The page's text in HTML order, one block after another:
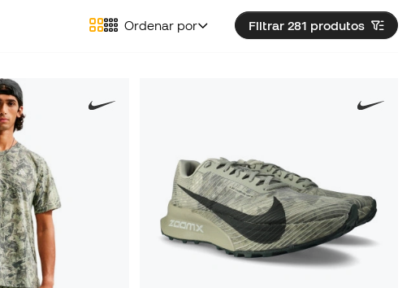
Filtrar 281 produtos
Ordenar por